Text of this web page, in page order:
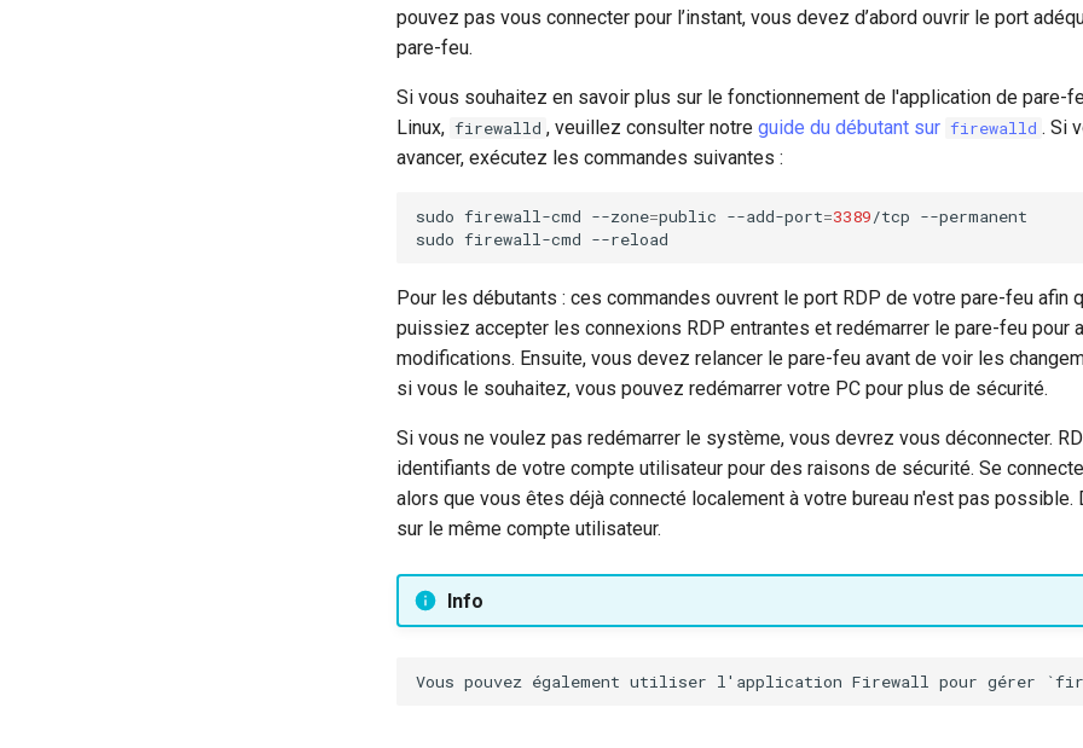
pouvez pas vous connecter pour l’instant, vous devez d’abord ouvrir le port
pare-feu.
Si vous souhaitez en savoir plus sur le fonctionnement de l'application de pare-
Linux, firewalld , veuillez consulter notre guide du débutant sur firewalld . Si
avancer, exécutez les commandes suivantes :
sudo firewall-cmd --zone=public --add-port=3389/tcp --permanent
sudo firewall-cmd
Pour les débutants : ces commandes ouvrent le port RDP de votre pare-feu afin
puissiez accepter les connexions RDP entrantes et redémarrer le pare-feu pour
modifications. Ensuite, vous devez relancer le pare-feu avant de voir les
si vous le souhaitez, vous pouvez redémarrer votre PC pour plus de sécurité.
Si vous ne voulez pas redémarrer le système, vous devrez vous déconnecter.
identifiants de votre compte utilisateur pour des raisons de sécurité. Se
alors que vous êtes déjà connecté localement à votre bureau n'est pas possible.
sur le même compte utilisateur.
Info